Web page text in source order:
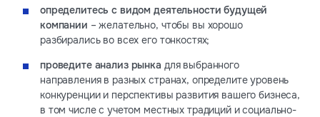
определитесь с видом деятельности будущей
компании – желательно, чтобы вы хорошо
разбирались во всех его тонкостях;
проведите анализ рынка для выбранного
направления в разных странах, определите уровень
конкуренции и перспективы развития вашего бизнеса,
в том числе с учетом местных традиций и социально-